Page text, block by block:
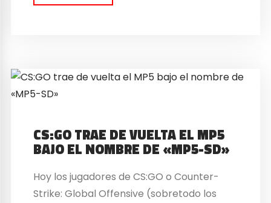
CS:GO TRAE DE VUELTA EL MP5
BAJO EL NOMBRE DE «MP5-SD»
Hoy los jugadores de CS:GO o Counter-
Strike: Global Offensive (sobretodo los